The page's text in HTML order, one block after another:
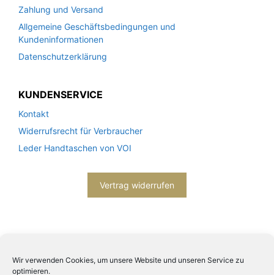
Wir verwenden Cookies, um unsere Website und unseren Service zu
optimieren.
Zahlung und Versand
Allgemeine Geschäftsbedingungen und
Kundeninformationen
Datenschutzerklärung
KUNDENSERVICE
Kontakt
Widerrufsrecht für Verbraucher
Leder Handtaschen von VOI
Vertrag widerrufen